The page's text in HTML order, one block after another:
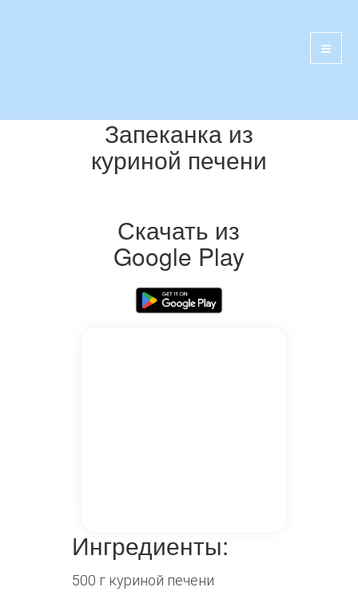
Запеканка из
куриной печени
Скачать из
Google Play
Ингредиенты:
500 г куриной печени